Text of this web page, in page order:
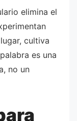
elimina el
cultiva
es una
no un